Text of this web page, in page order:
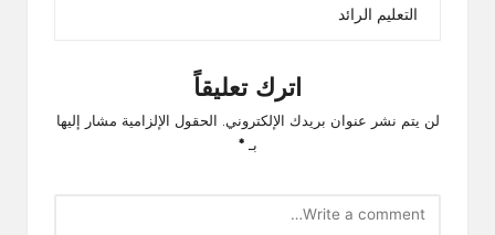
التعليم الرائد
اترك تعليقاً
لن يتم نشر عنوان بريدك الإلكتروني.
الحقول الإلزامية مشار إليها
بـ*